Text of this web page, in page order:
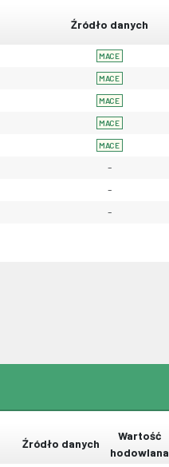
Źródło danych
MACE
MACE
MACE
MACE
MACE
-
-
-
Źródło danych
Wartość
hodowlana